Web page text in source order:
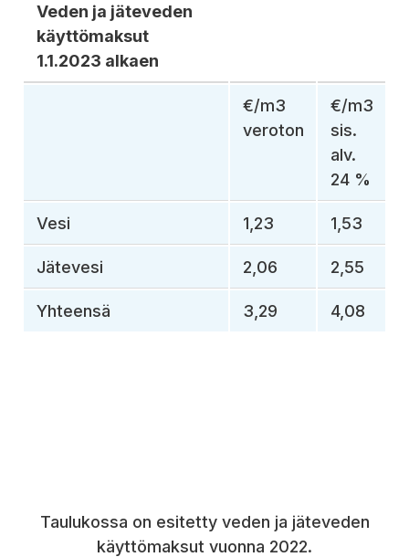
Veden ja jäteveden
käyttömaksut
1.1.2023 alkaen
€/m3
veroton
€/m3
sis.
alv.
24 %
Vesi 1,23 1,53
Jätevesi 2,06 2,55
Yhteensä 3,29 4,08
Taulukossa on esitetty veden ja jäteveden
käyttömaksut vuonna 2022.